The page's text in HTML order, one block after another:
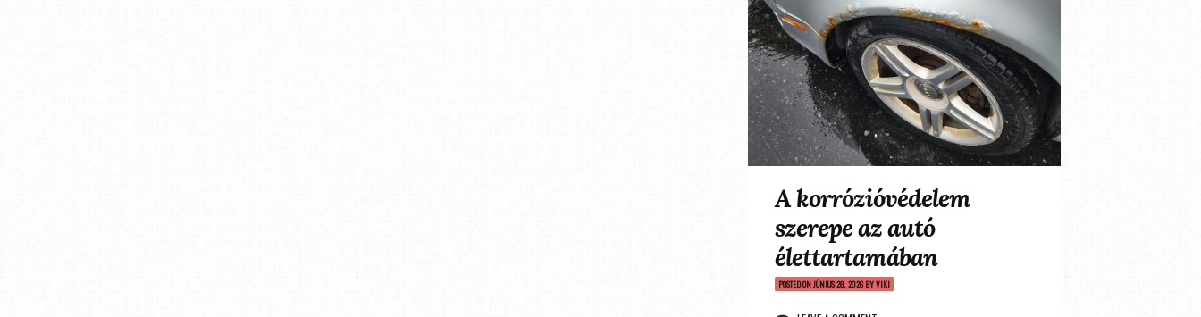
A korrózióvédelem
szerepe az autó
élettartamában
POSTED ONJÚNIUS 28, 2026BYVIKI